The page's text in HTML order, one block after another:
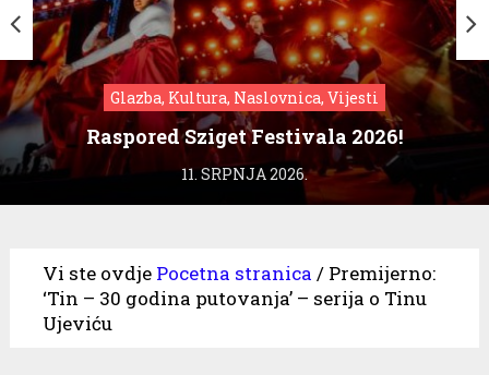
Glazba, Kultura, Naslovnica, Vijesti
Raspored Sziget Festivala 2026!
11. SRPNJA 2026.
Vi ste ovdje Pocetna stranica / Premijerno:
‘Tin – 30 godina putovanja’ – serija o Tinu
Ujeviću